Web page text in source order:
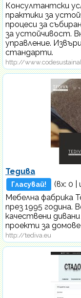
Консултантски
практики за
процеси за
за устойчивост.
управление.
стандарти.
http://
Тедива
Гласувай! (вх: 0 |
Мебелна фабрика
през 1995 година.
качествени
проекти за
http://tediva.eu